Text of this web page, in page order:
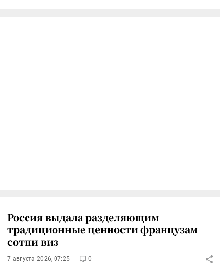
Россия выдала разделяющим
традиционные ценности французам
сотни виз
7 августа 2026, 07:25 0